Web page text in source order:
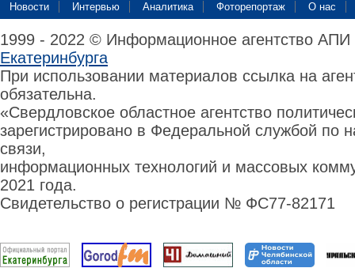
Новости Интервью Аналитика Фоторепортаж О нас
1999 - 2022 © Информационное агентство
Екатеринбурга
При использовании материалов ссылка на
обязательна.
«Свердловское областное агентство
зарегистрировано в Федеральной службой по
связи,
информационных технологий и массовых
2021 года.
Свидетельство о регистрации № ФС77-82171